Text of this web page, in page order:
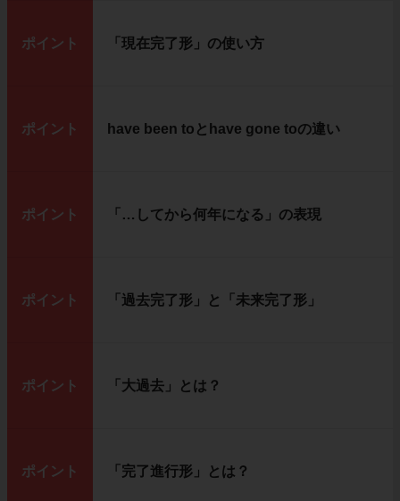
ポイント 「現在完了形」の使い方
ポイント have been toとhave gone toの違い
ポイント 「…してから何年になる」の表現
ポイント 「過去完了形」と「未来完了形」
ポイント 「大過去」とは？
ポイント 「完了進行形」とは？